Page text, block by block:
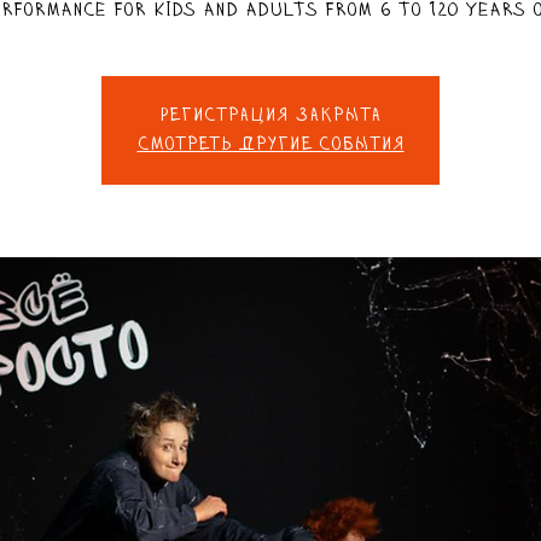
for kids and adults from 6 to 120 years
Регистрация закрыта
Смотреть другие события